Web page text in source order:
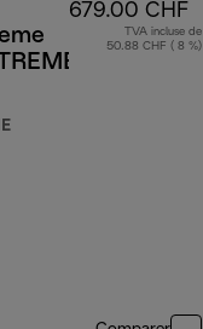
679.00 CHF
TVA incluse de
50.88 CHF ( 8 %)